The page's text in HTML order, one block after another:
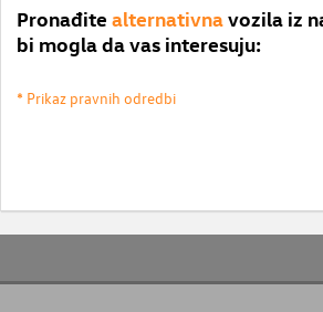
Pronađite alternativnavozila iz
bi mogla da vas interesuju:
* Prikaz pravnih odredbi